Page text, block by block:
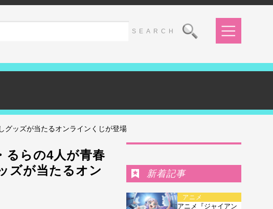
グッズが当たるオンラインくじが登場
るらの4人が青春
ズが当たるオン
新着記事
アニメ
アニメ『ジャイアン